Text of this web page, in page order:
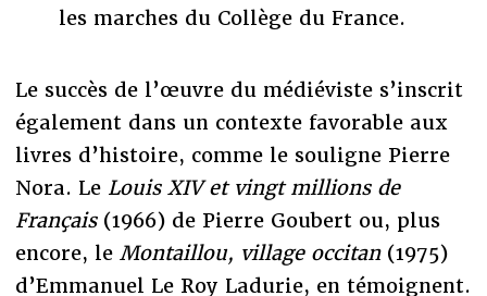
les marches du Collège du France.
Le succès de l’œuvre du médiéviste s’inscrit
également dans un contexte favorable aux
livres d’histoire, comme le souligne Pierre
Nora. Le Louis XIV et vingt millions de
Français (1966) de Pierre Goubert ou, plus
encore, le Montaillou, village occitan (1975)
d’Emmanuel Le Roy Ladurie, en témoignent.